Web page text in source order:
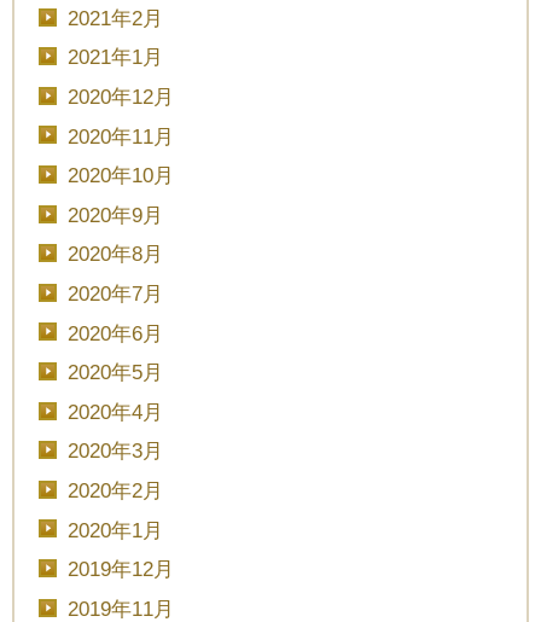
2021年2月
2021年1月
2020年12月
2020年11月
2020年10月
2020年9月
2020年8月
2020年7月
2020年6月
2020年5月
2020年4月
2020年3月
2020年2月
2020年1月
2019年12月
2019年11月
時間を選択してください
ブライダルフェア
■■■タイトル■■■